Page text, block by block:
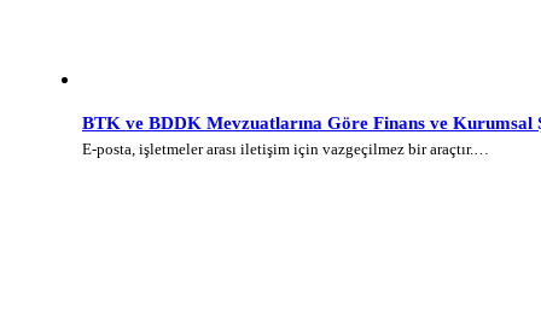
BTK ve BDDK Mevzuatlarına Göre Finans ve
E-posta, işletmeler arası iletişim için vazgeçilmez bir araçtır.…